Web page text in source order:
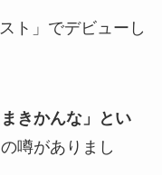
ト」でデビューし
きかんな」とい
噂がありまし